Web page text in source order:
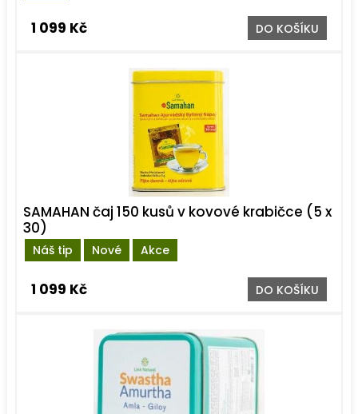
1 099 Kč DO KOŠÍKU
Náš tip Nové Akce
SAMAHAN čaj 150 kusů v kovové krabičce (5 x
30)
1 099 Kč DO KOŠÍKU